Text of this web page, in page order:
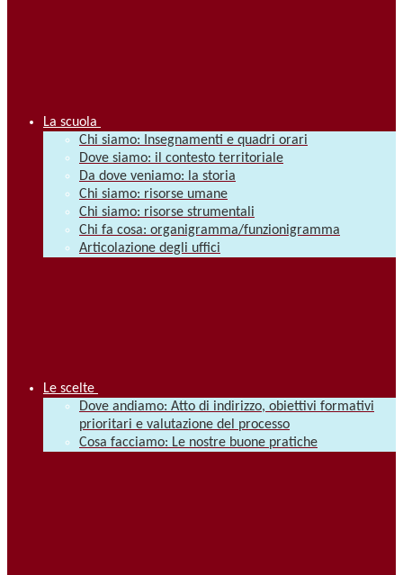
La scuola
Chi siamo: Insegnamenti e quadri orari
Dove siamo: il contesto territoriale
Da dove veniamo: la storia
Chi siamo: risorse umane
Chi siamo: risorse strumentali
Chi fa cosa: organigramma/funzionigramma
Articolazione degli uffici
Le scelte
Dove andiamo: Atto di indirizzo, obiettivi formativi
prioritari e valutazione del processo
Cosa facciamo: Le nostre buone pratiche